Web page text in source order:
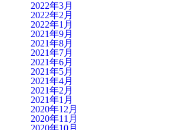
2022年3月
2022年2月
2022年1月
2021年9月
2021年8月
2021年7月
2021年6月
2021年5月
2021年4月
2021年2月
2021年1月
2020年12月
2020年11月
2020年10月